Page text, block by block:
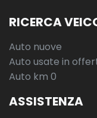
RICERCA
Auto nuove
Auto usate in
Auto km 0
ASSISTENZA